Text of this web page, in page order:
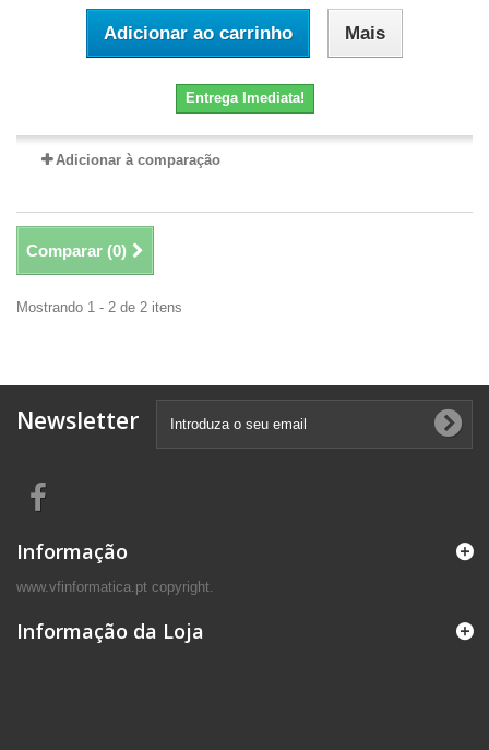
Adicionar ao carrinho Mais
Entrega Imediata!
Adicionar à comparação
Comparar (0)
Mostrando 1 - 2 de 2 itens
Newsletter
Informação
www.vfinformatica.pt copyright.
Informação da Loja